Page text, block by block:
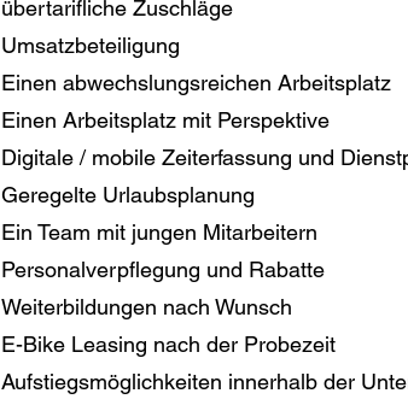
übertarifliche Zuschläge
Umsatzbeteiligung
Einen abwechslungsreichen Arbeitsplatz
Einen Arbeitsplatz mit Perspektive
Digitale / mobile Zeiterfassung und
Geregelte Urlaubsplanung
Ein Team mit jungen Mitarbeitern
Personalverpflegung und Rabatte
Weiterbildungen nach Wunsch
E-Bike Leasing nach der Probezeit
Aufstiegsmöglichkeiten innerhalb der